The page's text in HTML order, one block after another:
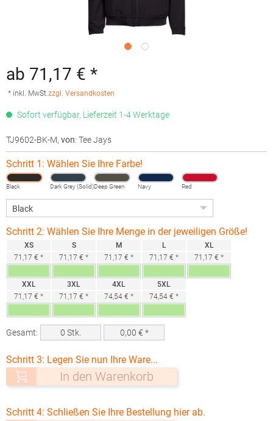
ab 71,17 € *
* inkl. MwSt.zzgl. Versandkosten
Sofort verfügbar, Lieferzeit 1-4 Werktage
TJ9602-BK-M, von: Tee Jays
Schritt 1: Wählen Sie Ihre Farbe!
Black Dark Grey (Solid)Deep Green Navy Red
Schritt 2: Wählen Sie Ihre Menge in der jeweiligen Größe!
XS
71,17 € *
S
71,17 € *
M
71,17 € *
L
71,17 € *
XL
71,17 € *
XXL
71,17 € *
3XL
71,17 € *
4XL
74,54 € *
5XL
74,54 € *
Gesamt: 0 Stk. 0,00 € *
Schritt 3: Legen Sie nun Ihre Ware...
In den Warenkorb
Schritt 4: Schließen Sie Ihre Bestellung hier ab.